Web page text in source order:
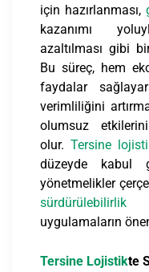
için hazırlanması,
kazanımı
azaltılması gibi
Bu süreç, hem
faydalar
verimliliğini
olumsuz
olur.Tersine
düzeyde kabul
yönetmelikler
sürdürülebilirlik
uygulamaların
Tersine Lojistikte